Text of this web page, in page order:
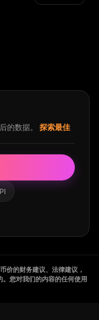
的数据。
探索最佳
价的财务建议、法律建议，
您对我们的内容的任何使用